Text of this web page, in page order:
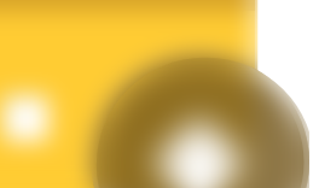
tăng giá trị đều đặn